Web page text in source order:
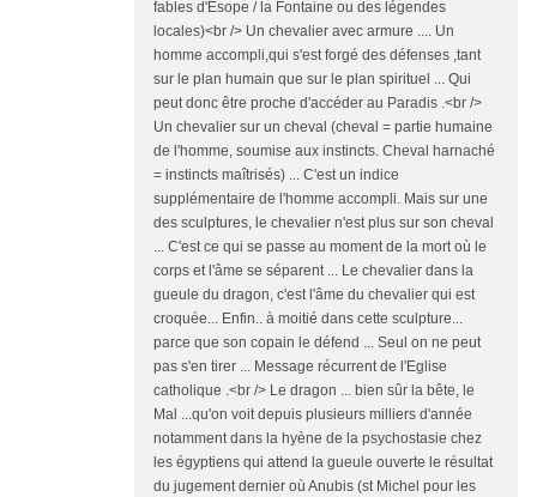
fables d'Esope / la Fontaine ou des légendes
locales)<br /> Un chevalier avec armure .... Un
homme accompli,qui s'est forgé des défenses ,tant
sur le plan humain que sur le plan spirituel ... Qui
peut donc être proche d'accéder au Paradis .<br />
Un chevalier sur un cheval (cheval = partie humaine
de l'homme, soumise aux instincts. Cheval harnaché
= instincts maîtrisés) ... C'est un indice
supplémentaire de l'homme accompli. Mais sur une
des sculptures, le chevalier n'est plus sur son cheval
... C'est ce qui se passe au moment de la mort où le
corps et l'âme se séparent ... Le chevalier dans la
gueule du dragon, c'est l'âme du chevalier qui est
croquée... Enfin.. à moitié dans cette sculpture...
parce que son copain le défend ... Seul on ne peut
pas s'en tirer ... Message récurrent de l'Eglise
catholique .<br /> Le dragon ... bien sûr la bête, le
Mal ...qu'on voit depuis plusieurs milliers d'année
notamment dans la hyène de la psychostasie chez
les égyptiens qui attend la gueule ouverte le résultat
du jugement dernier où Anubis (st Michel pour les